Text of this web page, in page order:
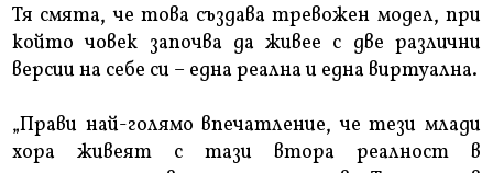
Тя смята, че това създава тревожен модел, при
който човек започва да живее с две различни
версии на себе си – една реална и една виртуална.
„Прави най-голямо впечатление, че тези млади
хора живеят с тази втора реалност в